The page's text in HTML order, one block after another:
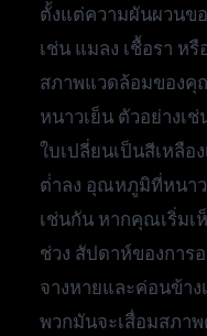
ตั้งแต่ความผันผวนข
เช่น แมลง เชื้อรา ห
สภาพแวดล้อมของคุ
หนาวเย็น ตัวอย่างเ
ใบเปลี่ยนเป็นสีเหลื
ต่ําลง อุณหภูมิที่หนาว
เช่นกัน หากคุณเริ่มเ
ช่วง สัปดาห์ของการ
จางหายและค่อนข้า
พวกมันจะเสื่อมสภา